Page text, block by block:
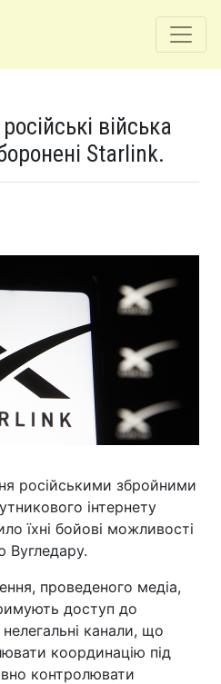
війська
Starlink.
російськими збройними
інтернету
їхні бойові можливості
Вугледару.
проведеного медіа,
доступ до
канали, що
координацію під
контролювати